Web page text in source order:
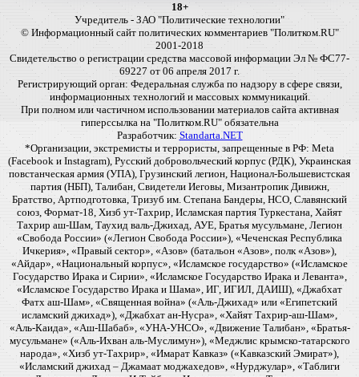
18+
Учредитель - ЗАО "Политические технологии"
© Информационный сайт политических комментариев "Политком.RU"
2001-2018
Свидетельство о регистрации средства массовой информации Эл № ФС77-
69227 от 06 апреля 2017 г.
Регистрирующий орган: Федеральная служба по надзору в сфере связи,
информационных технологий и массовых коммуникаций.
При полном или частичном использовании материалов сайта активная
гиперссылка на "Политком.RU" обязательна
Разработчик: Standarta.NET
*Организации, экстремисты и террористы, запрещенные в РФ: Meta
(Facebook и Instagram), Русский добровольческий корпус (РДК), Украинская
повстанческая армия (УПА), Грузинский легион, Национал-Большевистская
партия (НБП), Талибан, Свидетели Иеговы, Мизантропик Дивижн,
Братство, Артподготовка, Тризуб им. Степана Бандеры, НСО, Славянский
союз, Формат-18, Хизб ут-Тахрир, Исламская партия Туркестана, Хайят
Тахрир аш-Шам, Таухид валь-Джихад, АУЕ, Братья мусульмане, Легион
«Свобода России» («Легион Свобода России»), «Чеченская Республика
Ичкерия», «Правый сектор», «Азов» (батальон «Азов», полк «Азов»),
«Айдар», «Национальный корпус», «Исламское государство» («Исламское
Государство Ирака и Сирии», «Исламское Государство Ирака и Леванта»,
«Исламское Государство Ирака и Шама», ИГ, ИГИЛ, ДАИШ), «Джабхат
Фатх аш-Шам», «Священная война» («Аль-Джихад» или «Египетский
исламский джихад»), «Джабхат ан-Нусра», «Хайят Тахрир-аш-Шам»,
«Аль-Каида», «Аш-Шабаб», «УНА-УНСО», «Движение Талибан», «Братья-
мусульмане» («Аль-Ихван аль-Муслимун»), «Меджлис крымско-татарского
народа», «Хизб ут-Тахрир», «Имарат Кавказ» («Кавказский Эмират»),
«Исламский джихад – Джамаат моджахедов», «Нурджулар», «Таблиги